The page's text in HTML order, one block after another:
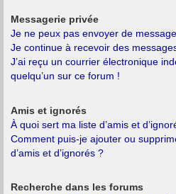
Messagerie privée
Je ne peux pas envoyer de
Je continue à recevoir des
J’ai reçu un courrier électronique
quelqu’un sur ce forum !
Amis et ignorés
À quoi sert ma liste d’amis et
Comment puis-je ajouter ou
d’amis et d’ignorés ?
Recherche dans les forums